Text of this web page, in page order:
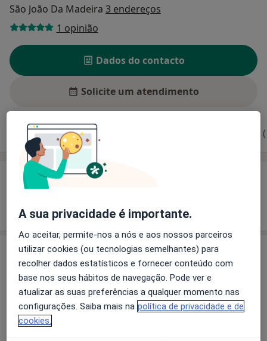
São João Da Madeira 3 endereços
1 opinião
Dados do contacto
Solicite um atendimento
Experiência Preços Opiniões
Experiência
Mostrar mais detalhes
sobre a experiência
Serviços e preços
Primeira consulta Pediatria
Detalhes
A sua privacidade é importante.
Ao aceitar, permite-nos a nós e aos nossos parceiros
utilizar cookies (ou tecnologias semelhantes) para
recolher dados estatísticos e fornecer conteúdo com
base nos seus hábitos de navegação. Pode ver e
atualizar as suas preferências a qualquer momento nas
configurações. Saiba mais na política de privacidade e de
cookies.